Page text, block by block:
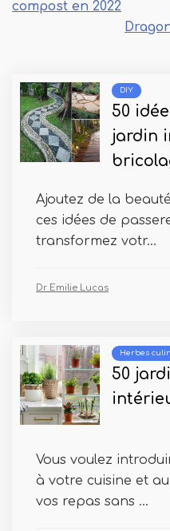
compost en 2022
DIY
50
jardin
Ajoutez de la
ces idées de
transformez votr...
Dr Emilie Lucas
Herbes
50
Vous voulez
à votre cuisine et
vos repas sans ...